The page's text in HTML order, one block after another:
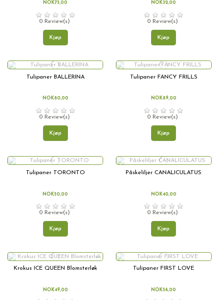
NOK75,00
0 Review(s)
Kjøp
NOK32,00
0 Review(s)
Kjøp
Tulipaner BALLERINA
NOK80,00
0 Review(s)
Kjøp
Tulipaner FANCY FRILLS
NOK89,00
0 Review(s)
Kjøp
Tulipaner TORONTO
NOK50,00
0 Review(s)
Kjøp
Påskeliljer CANALICULATUS
NOK40,00
0 Review(s)
Kjøp
Krokus ICE QUEEN Blomsterløk
NOK49,00
Tulipaner FIRST LOVE
NOK56,00